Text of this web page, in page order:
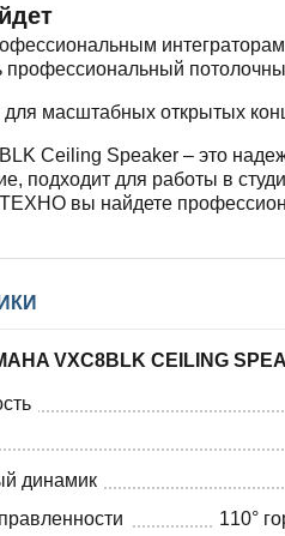
профессиональный
для масштабных открытых
Ceiling Speaker – это
подходит для работы в
вы найдете
VXC8BLK CEILING
динамик
110°